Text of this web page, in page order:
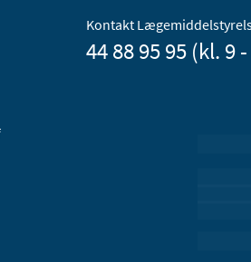
Kontakt
44 88 95 95 (kl. 9